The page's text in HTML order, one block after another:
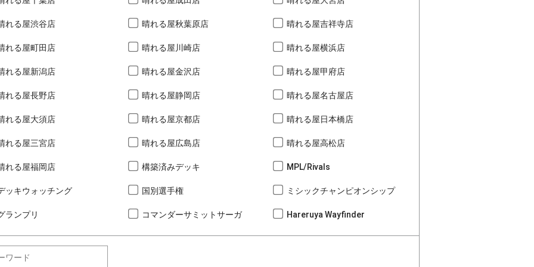
れる屋渋谷店 晴れる屋秋葉原店 晴れる屋吉祥寺店
れる屋町田店 晴れる屋川崎店 晴れる屋横浜店
れる屋新潟店 晴れる屋金沢店 晴れる屋甲府店
れる屋長野店 晴れる屋静岡店 晴れる屋名古屋店
れる屋大須店 晴れる屋京都店 晴れる屋日本橋店
れる屋三宮店 晴れる屋広島店 晴れる屋高松店
れる屋福岡店 構築済みデッキ MPL/Rivals
ッキウォッチング 国別選手権 ミシックチャンピオンシップ
ランプリ コマンダーサミットサーガ Hareruya Wayfinder